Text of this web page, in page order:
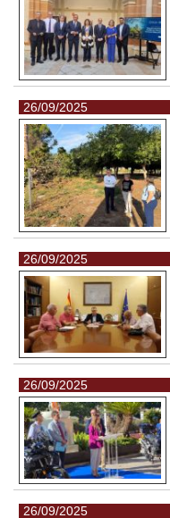
26/09/2025
26/09/2025
26/09/2025
26/09/2025